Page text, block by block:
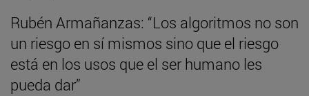
Rubén Armañanzas: “Los algoritmos no son
un riesgo en sí mismos sino que el riesgo
está en los usos que el ser humano les
pueda dar”